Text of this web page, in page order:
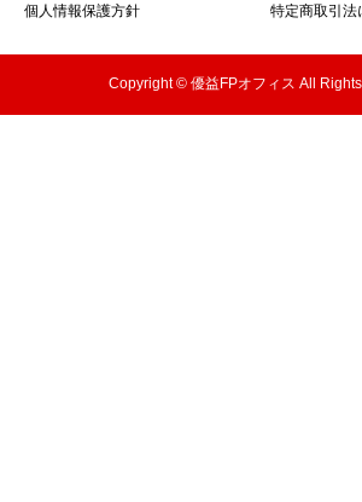
個人情報保護方針 特定商取引法
Copyright © 優益FPオフィス All